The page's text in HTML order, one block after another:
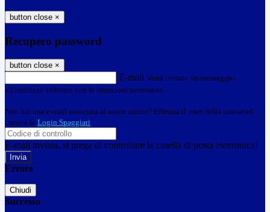
button close ×
Recupero password
button close ×
E-mail Verrà inviato un messaggio
all'indirizzo indicato con le istruzioni necessarie.
Non hai una e-mail associata al nome utente? Effettua il reset della password
tramite la Login Spaggiari
E-mail inviata, si prega di controllare la casella di posta elettronica!
Errore
Chiudi
Successo